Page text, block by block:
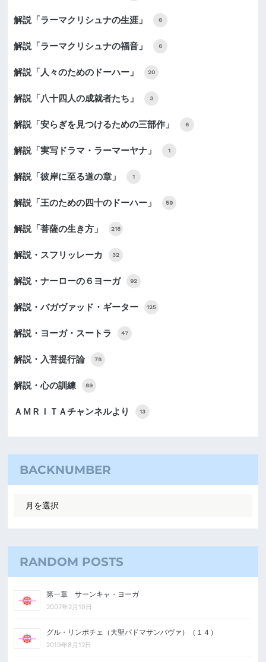
解説「ラーマクリシュナの生涯」 6
解説「ラーマクリシュナの福音」 6
解説「人々のためのドーハー」 20
解説「八十四人の成就者たち」 3
解説「安らぎを見つけるための三部作」 6
解説「実写ドラマ・ラーマーヤナ」 1
解説「彼岸に至る道の章」 1
解説「王のための四十のドーハー」 59
解説「菩薩の生き方」 218
解説・スフリッレーカ 32
解説・ナーローの６ヨーガ 92
解説・バガヴァッド・ギーター 125
解説・ヨーガ・スートラ 47
解説・入菩提行論 78
解説・心の訓練 89
ＡＭＲＩＴＡチャンネルより 13
BACKNUMBER
RANDOM POSTS
第一章 サーンキャ・ヨーガ
2007年2月10日
グル・リンポチェ（大聖パドマサンバヴァ）（１４）
2019年8月12日